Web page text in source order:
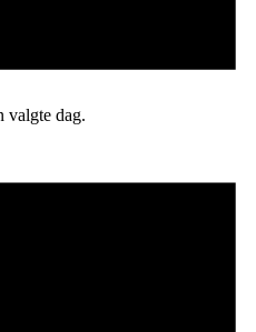
valgte dag.